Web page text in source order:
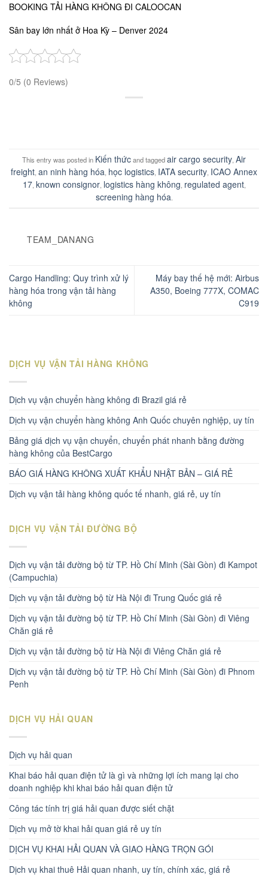
BOOKING TẢI HÀNG KHÔNG ĐI CALOOCAN
Sân bay lớn nhất ở Hoa Kỳ – Denver 2024
0/5 (0 Reviews)
This entry was posted in Kiến thứcand taggedair cargo security Air
freight an ninh hàng hóa học logistics IATA security ICAO Annex
17, known consignor, logistics hàng không regulated agent,
screening hàng hóa
TEAM_DANANG
Cargo Handling: Quy trình xử lý
hàng hóa trong vận tải hàng
không
Máy bay thế hệ mới: Airbus
A350, Boeing 777X, COMAC
C919
DỊCH VỤ VẬN TẢI HÀNG KHÔNG
Dịch vụ vận chuyển hàng không đi Brazil giá rẻ
Dịch vụ vận chuyển hàng không Anh Quốc chuyên nghiệp, uy tín
Bảng giá dịch vụ vận chuyển, chuyển phát nhanh bằng đường
hàng không của BestCargo
BÁO GIÁ HÀNG KHÔNG XUẤT KHẨU NHẬT BẢN – GIÁ RẺ
Dịch vụ vận tải hàng không quốc tế nhanh, giá rẻ, uy tín
DỊCH VỤ VẬN TẢI ĐƯỜNG BỘ
Dịch vụ vận tải đường bộ từ TP. Hồ Chí Minh (Sài Gòn) đi Kampot
(Campuchia)
Dịch vụ vận tải đường bộ từ Hà Nội đi Trung Quốc giá rẻ
Dịch vụ vận tải đường bộ từ TP. Hồ Chí Minh (Sài Gòn) đi Viêng
Chăn giá rẻ
Dịch vụ vận tải đường bộ từ Hà Nội đi Viêng Chăn giá rẻ
Dịch vụ vận tải đường bộ từ TP. Hồ Chí Minh (Sài Gòn) đi Phnom
Penh
DỊCH VỤ HẢI QUAN
Dịch vụ hải quan
Khai báo hải quan điện tử là gì và những lợi ích mang lại cho
doanh nghiệp khi khai báo hải quan điện tử
Công tác tính trị giá hải quan được siết chặt
Dịch vụ mở tờ khai hải quan giá rẻ uy tín
DỊCH VỤ KHAI HẢI QUAN VÀ GIAO HÀNG TRỌN GÓI
Dịch vụ khai thuê Hải quan nhanh, uy tín, chính xác, giá rẻ